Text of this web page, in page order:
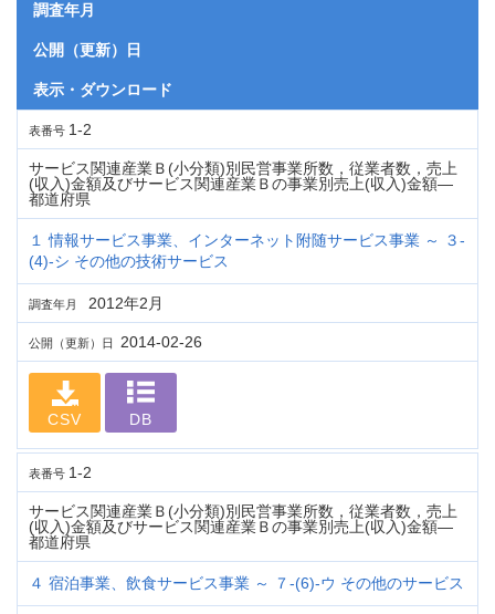
調査年月
公開（更新）日
表示・ダウンロード
表番号 1-2
サービス関連産業Ｂ(小分類)別民営事業所数，従業者数，売上
(収入)金額及びサービス関連産業Ｂの事業別売上(収入)金額―
都道府県
１ 情報サービス事業、インターネット附随サービス事業 ～ ３-
(4)-シ その他の技術サービス
調査年月 2012年2月
公開（更新）日 2014-02-26
CSV DB
表番号 1-2
サービス関連産業Ｂ(小分類)別民営事業所数，従業者数，売上
(収入)金額及びサービス関連産業Ｂの事業別売上(収入)金額―
都道府県
４ 宿泊事業、飲食サービス事業 ～ ７-(6)-ウ その他のサービス